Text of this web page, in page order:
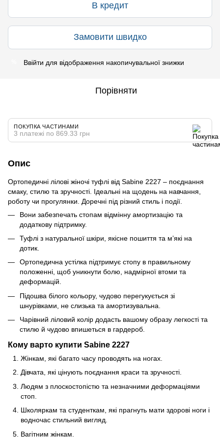
В кредит
Замовити швидко
Ввійти для відображення накопичувальної знижки
Порівняти
ПОКУПКА ЧАСТИНАМИ
3 платежі по 869.33 грн
Опис
Ортопедичні лілові жіночі туфлі від Sabine 2227 – поєднання
смаку, стилю та зручності. Ідеальні на щодень на навчання,
роботу чи прогулянки. Доречні під різний стиль і події.
Вони забезпечать стопам відмінну амортизацію та
додаткову підтримку.
Туфлі з натуральної шкіри, якісне пошиття та мʼякі на
дотик.
Ортопедична устілка підтримує стопу в правильному
положенні, щоб уникнути болю, надмірної втоми та
деформацій.
Підошва білого кольору, чудово перегукується зі
шнурівками, не слизька та амортизувальна.
Чарівний ліловий колір додасть вашому образу легкості та
стилю й чудово впишеться в гардероб.
Кому варто купити Sabine 2227
Жінкам, які багато часу проводять на ногах.
Дівчата, які цінують поєднання краси та зручності.
Людям з плоскостопістю та незначними деформаціями
стоп.
Школяркам та студенткам, які прагнуть мати здорові ноги і
водночас стильний вигляд.
Вагітним жінкам.